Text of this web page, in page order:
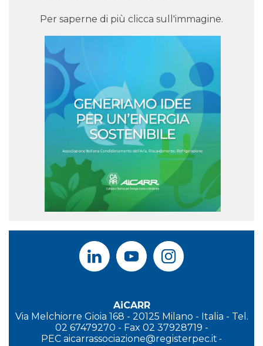
Per saperne di più clicca sull'immagine.
AiCARR
Via Melchiorre Gioia 168 - 20125 Milano - Italia - Tel.
02 67479270 - Fax 02 37928719 -
PEC aicarrassociazione@registerpec.it -